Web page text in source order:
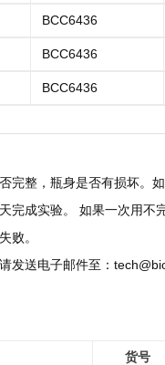
BCC6436
BCC6436
BCC6436
完整，瓶身是否有损坏。
完成实验。 如果一次用
败。
发送电子邮件至：
货号